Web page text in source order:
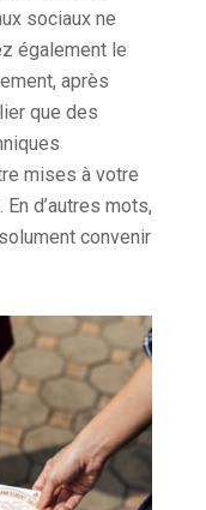
sociaux ne
également le
après
que des
mises à votre
d’autres mots,
convenir